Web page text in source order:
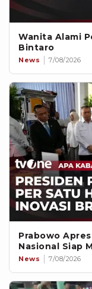
Wanita Alami
Bintaro
News 7/08/2026
Prabowo
Nasional Siap
News 7/08/2026